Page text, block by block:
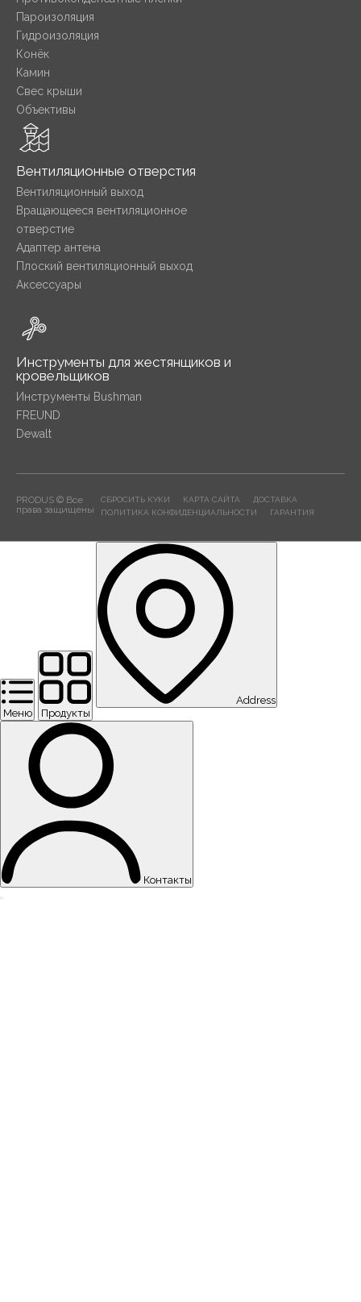
Пароизоляция
Гидроизоляция
Конёк
Камин
Свес крыши
Объективы
Вентиляционные отверстия
Вентиляционный выход
Вращающееся вентиляционное
отверстие
Адаптер антена
Плоский вентиляционный выход
Аксессуары
Инструменты для жестянщиков и
кровельщиков
Инструменты Bushman
FREUND
Dewalt
PRODUS © Все
права защищены
СБРОСИТЬ КУКИ КАРТА САЙТА
ДОСТАВКА
ПОЛИТИКА КОНФИДЕНЦИАЛЬНОСТИ
ГАРАНТИЯ
Меню Продукты
Address
Контакты